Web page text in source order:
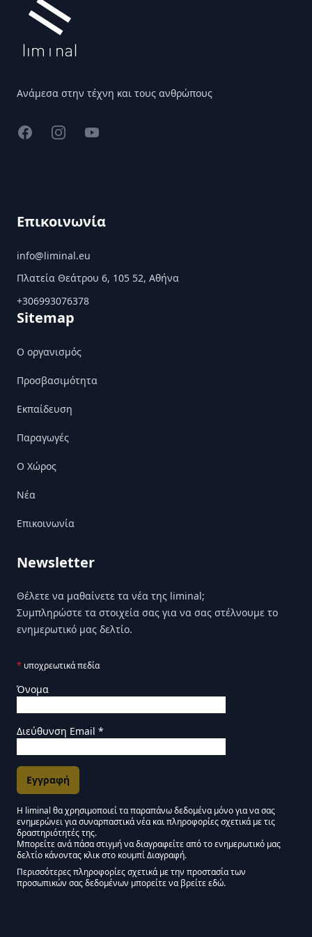
Ανάμεσα στην τέχνη και τους ανθρώπους
FacebookInstagramYouTube
Επικοινωνία
info@liminal.eu
Πλατεία Θεάτρου 6, 105 52, Αθήνα
+306993076378
Sitemap
Ο οργανισμός
Προσβασιμότητα
Εκπαίδευση
Παραγωγές
Ο Χώρος
Nέα
Επικοινωνία
Newsletter
Θέλετε να μαθαίνετε τα νέα της liminal;
Συμπληρώστε τα στοιχεία σας για να σας στέλνουμε το
ενημερωτικό μας δελτίο.
* υποχρεωτικά πεδία
Όνομα
Διεύθυνση Email *
Εγκρίσεις Μάρκετινγκ
Η liminal θα χρησιμοποιεί τα παραπάνω δεδομένα μόνο για να σας
ενημερώνει για συναρπαστικά νέα και πληροφορίες σχετικά με τις
δραστηριότητές της.
Μείνετε συντονισμένοι - Ενημερωτικό δελτίο
Μπορείτε ανά πάσα στιγμή να διαγραφείτε από το ενημερωτικό μας
δελτίο κάνοντας κλικ στο κουμπί Διαγραφή.
Περισσότερες πληροφορίες σχετικά με την προστασία των
προσωπικών σας δεδομένων μπορείτε να βρείτε εδώ.